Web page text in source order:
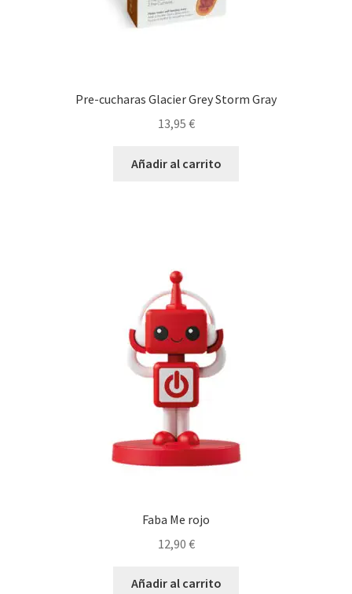
Pre-cucharas Glacier Grey Storm Gray
13,95 €
Añadir al carrito
Faba Me rojo
12,90 €
Añadir al carrito